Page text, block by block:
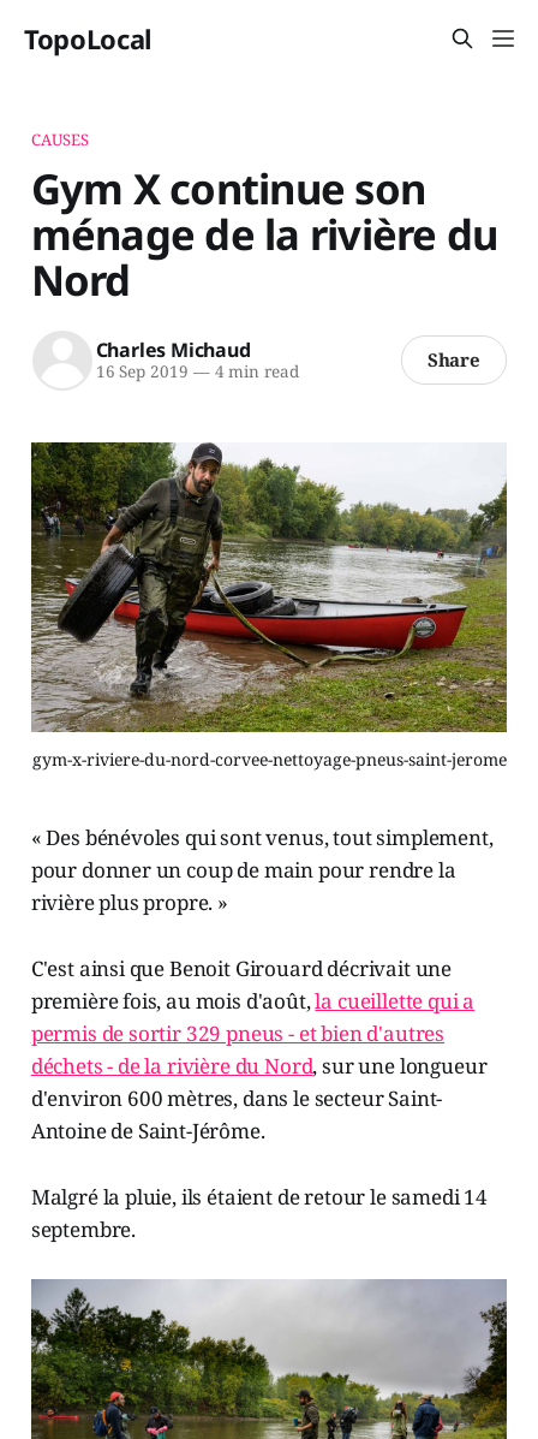
TopoLocal
CAUSES
Gym X continue son
ménage de la rivière du
Nord
Charles Michaud
16 Sep 2019 —4 min read Share
gym-x-riviere-du-nord-corvee-nettoyage-pneus-saint-jerome
« Des bénévoles qui sont venus, tout simplement,
pour donner un coup de main pour rendre la
rivière plus propre. »
C'est ainsi que Benoit Girouard décrivait une
première fois, au mois d'août,la cueillette qui a
permis de sortir 329 pneus - et bien d'autres
déchets - de la rivière du Nord, sur une longueur
d'environ 600 mètres, dans le secteur Saint-
Antoine de Saint-Jérôme.
Malgré la pluie, ils étaient de retour le samedi 14
septembre.